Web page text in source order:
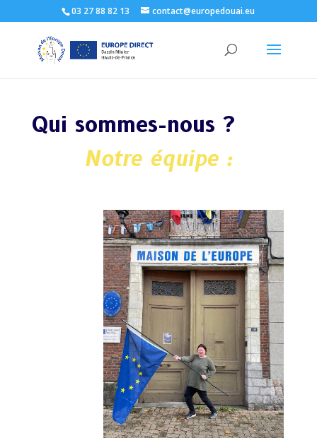
03 27 88 82 13 contact@europedouai.eu
Qui sommes-nous ?
Notre équipe :